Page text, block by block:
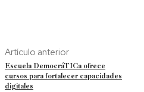
Artículo anterior
Escuela DemocráTICa ofrece
cursos para fortalecer capacidades
digitales